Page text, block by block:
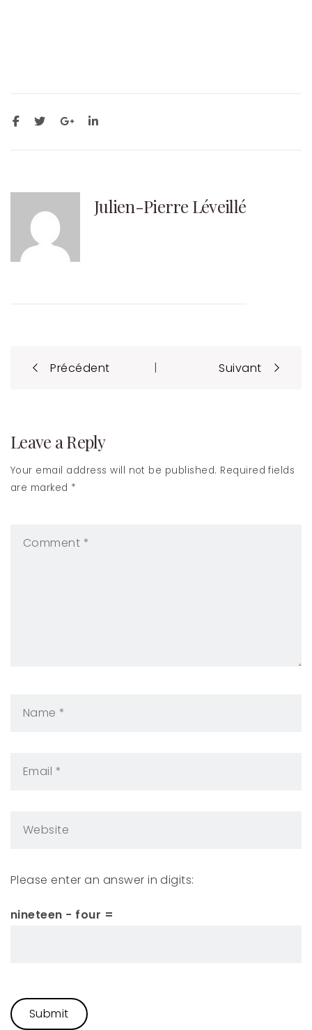
Julien-Pierre Léveillé
Post
navigation
Précédent | Suivant
Leave a Reply
Your email address will not be published. Required fields
are marked *
Please enter an answer in digits:
nineteen − four =